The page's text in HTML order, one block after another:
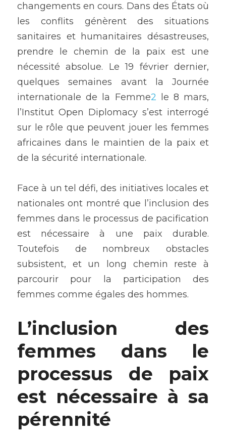
changements en cours. Dans des États où
les conflits génèrent des situations
sanitaires et humanitaires désastreuses,
prendre le chemin de la paix est une
nécessité absolue. Le 19 février dernier,
quelques semaines avant la Journée
internationale de la Femme2 le 8 mars,
l’Institut Open Diplomacy s’est interrogé
sur le rôle que peuvent jouer les femmes
africaines dans le maintien de la paix et
de la sécurité internationale.
Face à un tel défi, des initiatives locales et
nationales ont montré que l’inclusion des
femmes dans le processus de pacification
est nécessaire à une paix durable.
Toutefois de nombreux obstacles
subsistent, et un long chemin reste à
parcourir pour la participation des
femmes comme égales des hommes.
L’inclusion des
femmes dans le
processus de paix
est nécessaire à sa
pérennité